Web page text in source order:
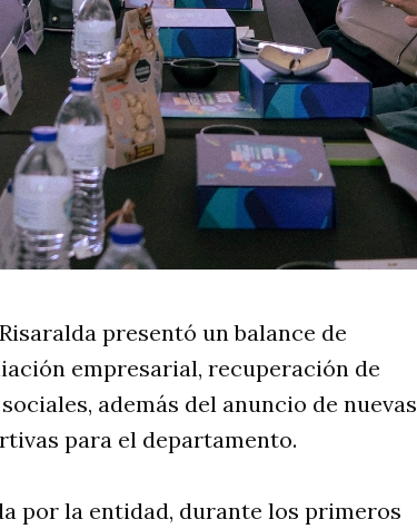
presentó un balance de
empresarial, recuperación de
además del anuncio de nuevas
para el departamento.
por la entidad, durante los primeros